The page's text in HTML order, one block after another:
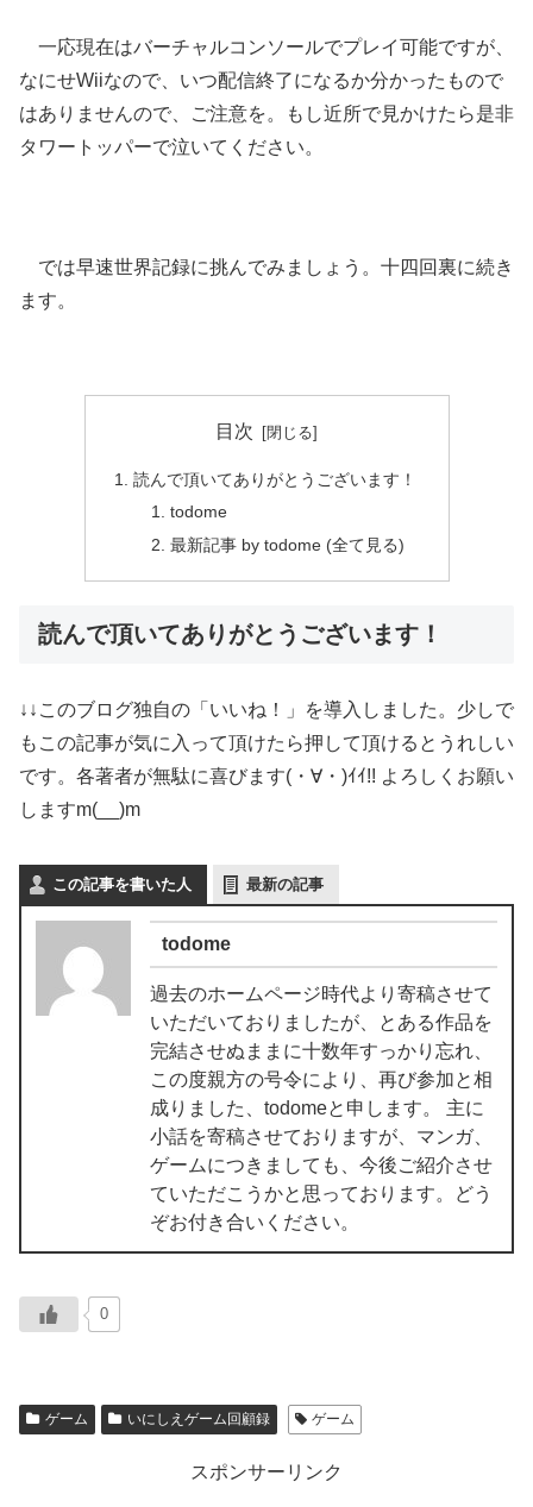
一応現在はバーチャルコンソールでプレイ可能ですが、
なにせWiiなので、いつ配信終了になるか分かったもので
はありませんので、ご注意を。もし近所で見かけたら是非
タワートッパーで泣いてください。
では早速世界記録に挑んでみましょう。十四回裏に続き
ます。
目次
読んで頂いてありがとうございます！
todome
最新記事 by todome (全て見る)
読んで頂いてありがとうございます！
↓↓このブログ独自の「いいね！」を導入しました。少しで
もこの記事が気に入って頂けたら押して頂けるとうれしい
です。各著者が無駄に喜びます(・∀・)ｲｲ!! よろしくお願い
しますm(__)m
この記事を書いた人 最新の記事
todome
過去のホームページ時代より寄稿させて
いただいておりましたが、とある作品を
完結させぬままに十数年すっかり忘れ、
この度親方の号令により、再び参加と相
成りました、todomeと申します。 主に
小話を寄稿させておりますが、マンガ、
ゲームにつきましても、今後ご紹介させ
ていただこうかと思っております。どう
ぞお付き合いください。
0
ゲーム いにしえゲーム回顧録 ゲーム
スポンサーリンク